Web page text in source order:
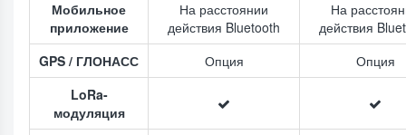
Мобильное
приложение
На расстоянии
действия Bluetooth
На
действия
GPS / ГЛОНАСС
Опция
Опция
LoRa-
модуляция